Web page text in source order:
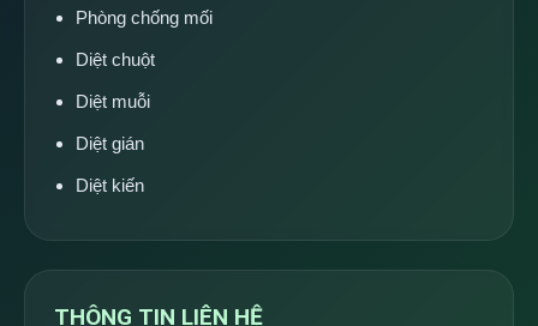
Phòng chống mối
Diệt chuột
Diệt muỗi
Diệt gián
Diệt kiến
THÔNG TIN LIÊN HỆ